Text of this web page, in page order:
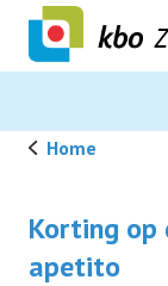
Over ons
Home
Korting op
apetito